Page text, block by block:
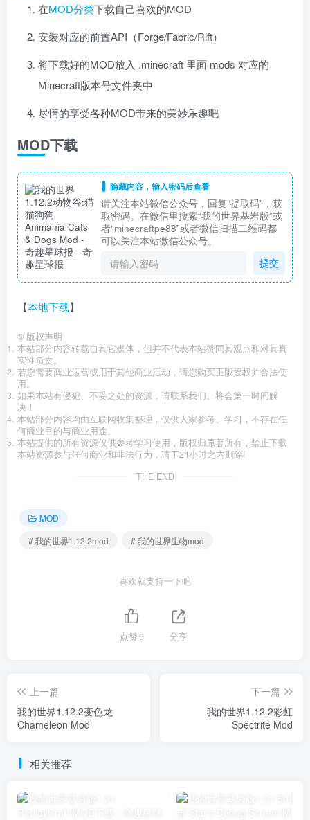
在MOD分类下载自己喜欢的MOD
安装对应的前置API（Forge/Fabric/Rift）
将下载好的MOD放入 .minecraft 里面 mods 对应的
Minecraft版本号文件夹中
尽情的享受各种MOD带来的美妙乐趣吧
MOD下载
隐藏内容，输入密码后查看
请关注本站微信公众号，回复“提取码”，获
取密码。在微信里搜索“我的世界基岩版”或
者“minecraftpe88”或者微信扫描二维码都
可以关注本站微信公众号。
提交
【本地下载】
© 版权声明
本站部分内容转载自其它媒体，但并不代表本站赞同其观点和对其真
实性负责。
若您需要商业运营或用于其他商业活动，请您购买正版授权并合法使
用。
如果本站有侵犯、不妥之处的资源，请联系我们。将会第一时间解
决！
本站部分内容均由互联网收集整理，仅供大家参考、学习，不存在任
何商业目的与商业用途。
本站提供的所有资源仅供参考学习使用，版权归原著所有，禁止下载
本站资源参与任何商业和非法行为，请于24小时之内删除!
THE END
MOD
# 我的世界1.12.2mod
# 我的世界生物mod
喜欢就支持一下吧
点赞6 分享
上一篇
我的世界1.12.2变色龙
Chameleon Mod
下一篇
我的世界1.12.2彩虹
Spectrite Mod
相关推荐